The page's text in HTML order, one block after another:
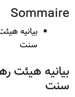
Sommaire
بیانیه
سنت
بیانیه هیئت
سنت